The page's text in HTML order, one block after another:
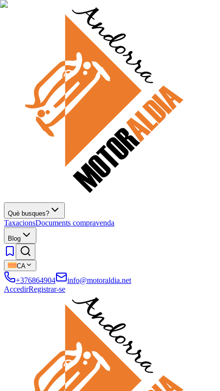
Què busques?
TaxacionsDocuments compravenda
Blog
CA
+376864904
info@motoraldia.net
AccedirRegistrar-se